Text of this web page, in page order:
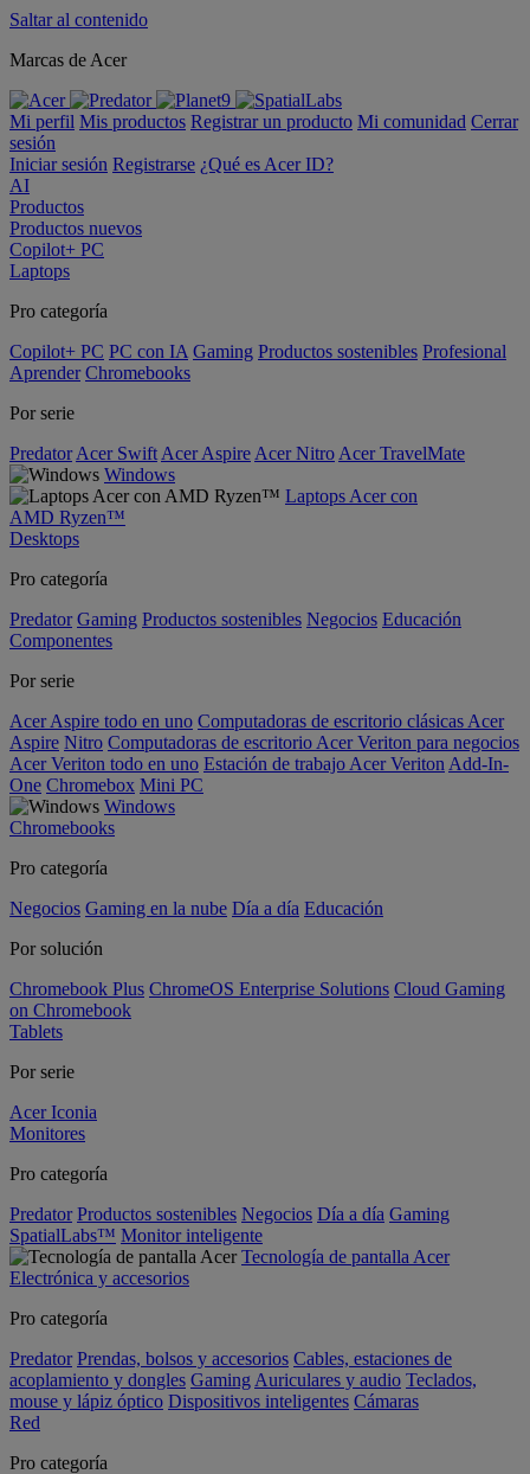
Saltar al contenido
Marcas de Acer
Mi perfil Mis productos Registrar un producto Mi comunidad Cerrar
sesión
Iniciar sesión Registrarse ¿Qué es Acer ID?
AI
Productos
Productos nuevos
Copilot+ PC
Laptops
Pro categoría
Copilot+ PC PC con IA Gaming Productos sostenibles Profesional
Aprender Chromebooks
Por serie
Predator Acer Swift Acer Aspire Acer Nitro Acer TravelMate
Windows
Laptops Acer con
AMD Ryzen™
Desktops
Pro categoría
Predator Gaming Productos sostenibles Negocios Educación
Componentes
Por serie
Acer Aspire todo en uno Computadoras de escritorio clásicas Acer
Aspire Nitro Computadoras de escritorio Acer Veriton para negocios
Acer Veriton todo en uno Estación de trabajo Acer Veriton Add-In-
One Chromebox Mini PC
Windows
Chromebooks
Pro categoría
Negocios Gaming en la nube Día a día Educación
Por solución
Chromebook Plus ChromeOS Enterprise Solutions Cloud Gaming
on Chromebook
Tablets
Por serie
Acer Iconia
Monitores
Pro categoría
Predator Productos sostenibles Negocios Día a día Gaming
SpatialLabs™ Monitor inteligente
Tecnología de pantalla Acer
Electrónica y accesorios
Pro categoría
Predator Prendas, bolsos y accesorios Cables, estaciones de
acoplamiento y dongles Gaming Auriculares y audio Teclados,
mouse y lápiz óptico Dispositivos inteligentes Cámaras
Red
Pro categoría